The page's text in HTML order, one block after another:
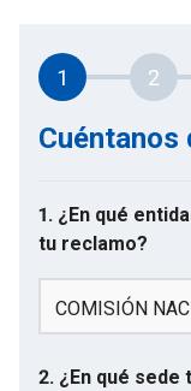
1 2
Cuéntanos
1. ¿En qué
tu reclamo?
COMISIÓN
2. ¿En qué